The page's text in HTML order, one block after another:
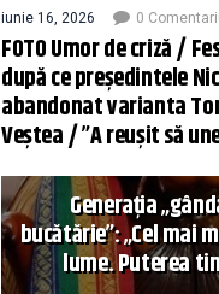
iunie 16, 2026 0
FOTO Umor de criză /
după ce președintele
abandonat varianta
Veștea / ”A reușit să
Generația
bucătărie”: „Cel mai
lume. Puterea